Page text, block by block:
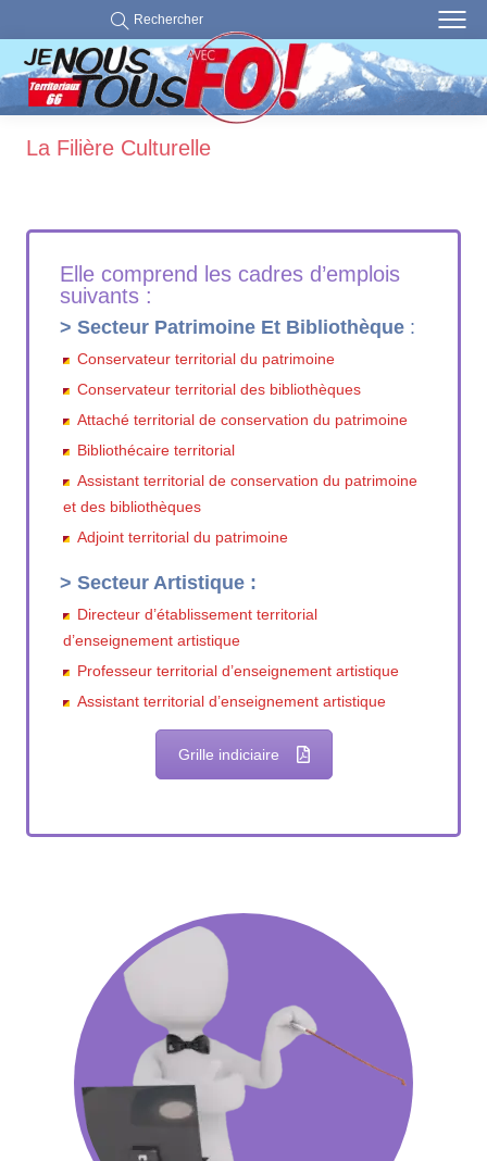
Rechercher
La Filière Culturelle
Elle comprend les cadres d’emplois
suivants :
> Secteur Patrimoine Et Bibliothèque :
Conservateur territorial du patrimoine
Conservateur territorial des bibliothèques
Attaché territorial de conservation du patrimoine
Bibliothécaire territorial
Assistant territorial de conservation du patrimoine
et des bibliothèques
Adjoint territorial du patrimoine
> Secteur Artistique :
Directeur d’établissement territorial
d’enseignement artistique
Professeur territorial d’enseignement artistique
Assistant territorial d’enseignement artistique
Grille indiciaire